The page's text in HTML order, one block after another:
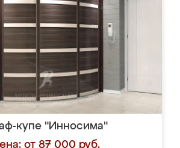
купе "Инносима"
от 87 000 руб.